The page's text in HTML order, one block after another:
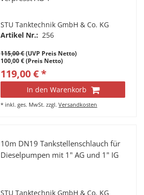
STU Tanktechnik GmbH & Co. KG
Artikel Nr.: 256
115,00 €(UVP Preis Netto)
100,00 € (Preis Netto)
119,00 € *
In den Warenkorb
* inkl. ges. MwSt. zzgl.Versandkosten
10m DN19 Tankstellenschlauch für
Dieselpumpen mit 1" AG und 1" IG
STU Tanktechnik GmbH & Co. KG